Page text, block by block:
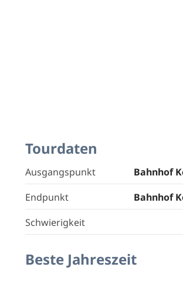
Tourdaten
Ausgangspunkt
Bahnhof
Endpunkt
Bahnhof
Schwierigkeit
Beste Jahreszeit